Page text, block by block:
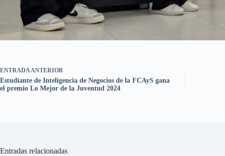
ENTRADAANTERIOR
Estudiante de Inteligencia de Negocios de la FCAyS gana
el premio Lo Mejor de la Juventud 2024
Entradas relacionadas